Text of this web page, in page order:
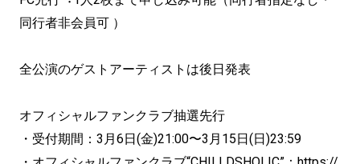
同⾏者⾮会員可 ）
全公演のゲストアーティストは後日発表
オフィシャルファンクラブ抽選先行
・受付期間：3月6日(⾦)21:00〜3月15日(⽇)23:59